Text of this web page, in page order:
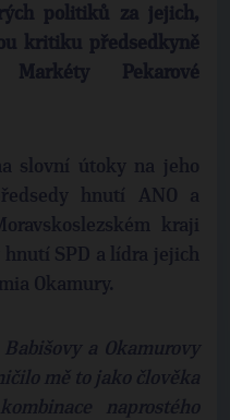
politiků za jejich,
kritiku předsedkyně
Markéty Pekarové
slovní útoky na jeho
hnutí ANO a
kraji
SPD a lídra jejich
Okamury.
a Okamurovy
mě to jako člověka
naprostého